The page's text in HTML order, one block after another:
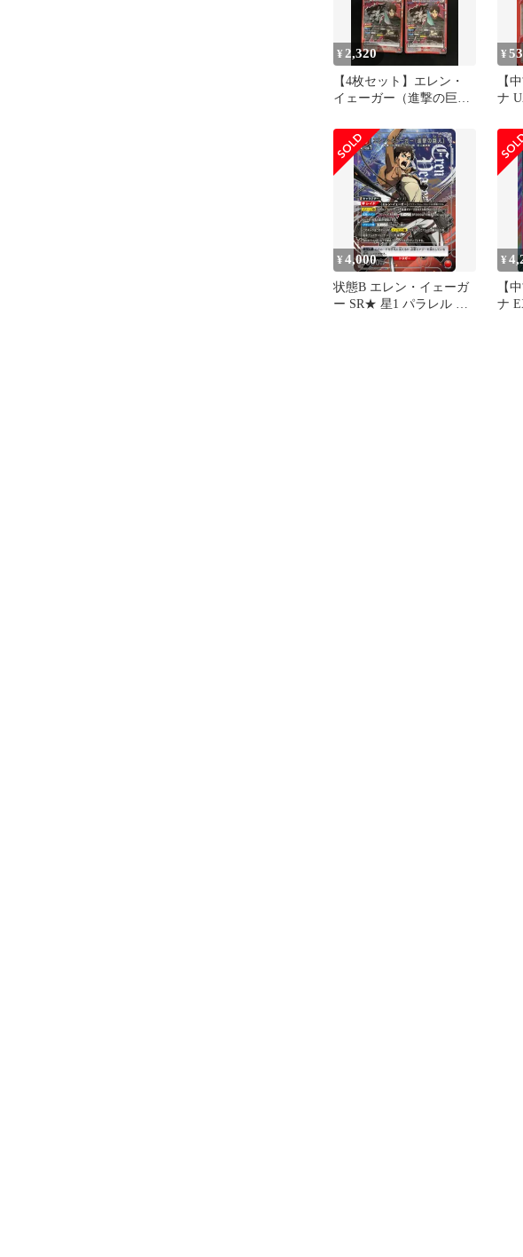
¥ 2,320
【4枚セット】エレン・
イェーガー（進撃の巨
[UA23BT]ユニオンアリー
ナ
¥
【
ナ
イ
¥4,000
状態B エレン・イェーガ
ー SR★ 星1 パラレル 進
¥
【
ナ